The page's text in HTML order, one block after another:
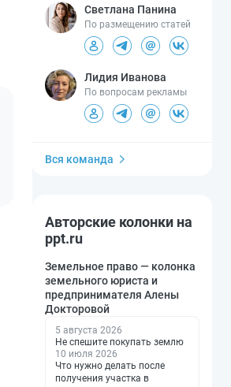
Светлана Панина
По размещению статей
Лидия Иванова
По вопросам рекламы
Вся команда
Авторские колонки на
ppt.ru
Земельное право — колонка
земельного юриста и
предпринимателя Алены
Докторовой
5 августа 2026
Не спешите покупать землю
10 июля 2026
Что нужно делать после
получения участка в